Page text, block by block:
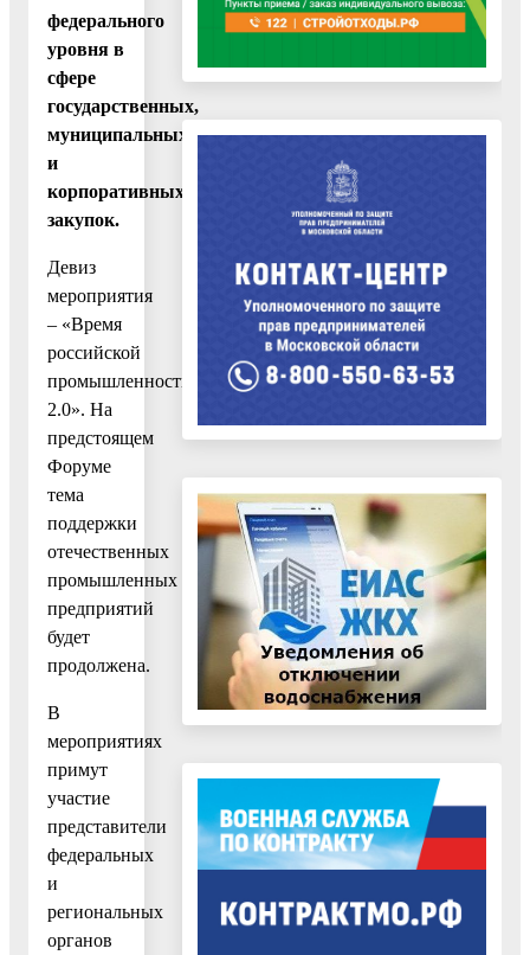
федерального
уровня в
сфере
государственных,
муниципальных
и
корпоративных
закупок.
Девиз
мероприятия
– «Время
российской
промышленности
2.0». На
предстоящем
Форуме
тема
поддержки
отечественных
промышленных
предприятий
будет
продолжена.
В
мероприятиях
примут
участие
представители
федеральных
и
региональных
органов